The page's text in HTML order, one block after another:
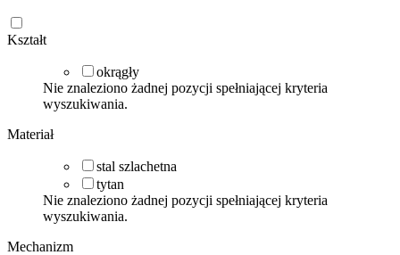
Kształt
okrągły
Nie znaleziono żadnej pozycji spełniającej kryteria
wyszukiwania.
Materiał
stal szlachetna
tytan
Nie znaleziono żadnej pozycji spełniającej kryteria
wyszukiwania.
Mechanizm